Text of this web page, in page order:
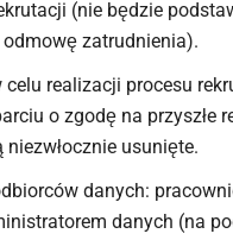
(nie będzie
zatrudnienia).
celu realizacji procesu
o zgodę na przyszłe
usunięte.
danych:
danych (na